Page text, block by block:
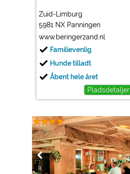
Zuid-Limburg
5981 NX Panningen
www.beringerzand.nl
Familievenlig
Hunde tilladt
Åbent hele året
Pladsdetaljer